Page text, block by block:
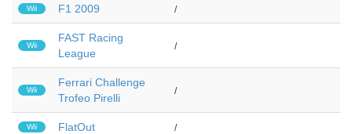
Wii F1 2009 /
Wii
FAST Racing
League
/
Wii
Ferrari Challenge
Trofeo Pirelli
/
Wii FlatOut /